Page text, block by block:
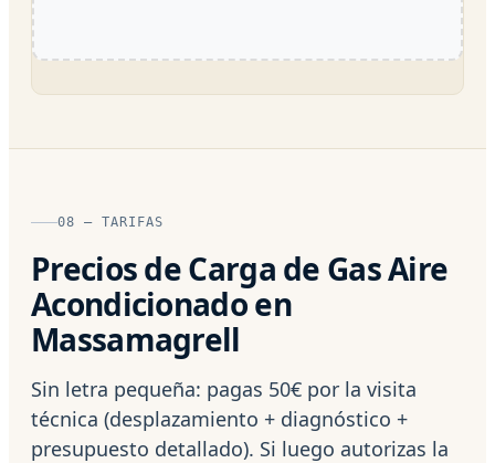
08 — TARIFAS
Precios de Carga de Gas Aire
Acondicionado en
Massamagrell
Sin letra pequeña: pagas 50€ por la visita
técnica (desplazamiento + diagnóstico +
presupuesto detallado). Si luego autorizas la